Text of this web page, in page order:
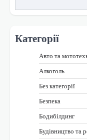
Категорії
Авто та
Алкоголь
Без категорії
Безпека
Бодибілдинг
Будівництво та